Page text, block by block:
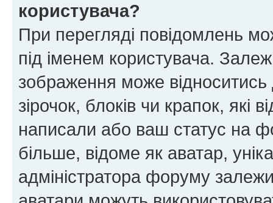
користувача?
При перегляді повідомлень
під іменем користувача.
зображення може відноситись
зірочок, блоків чи крапок, які
написали або ваш статус на
більше, відоме як аватар,
адміністратора форуму